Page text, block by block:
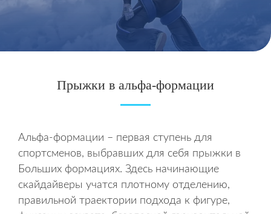
Прыжки в альфа-формации
Альфа-формации – первая ступень для
спортсменов, выбравших для себя прыжки в
Больших формациях. Здесь начинающие
скайдайверы учатся плотному отделению,
правильной траектории подхода к фигуре,